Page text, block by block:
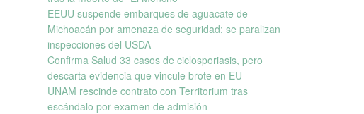
EEUU suspende embarques de aguacate de
Michoacán por amenaza de seguridad; se paralizan
inspecciones del USDA
Confirma Salud 33 casos de ciclosporiasis, pero
descarta evidencia que vincule brote en EU
UNAM rescinde contrato con Territorium tras
escándalo por examen de admisión